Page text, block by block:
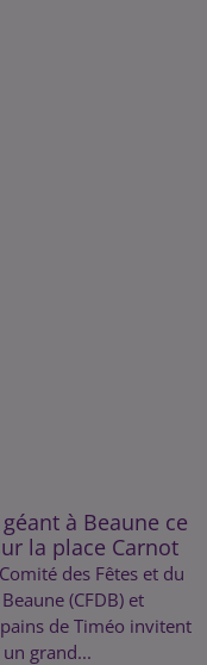
à Beaune ce
la place Carnot
des Fêtes et du
(CFDB) et
de Timéo invitent
grand...